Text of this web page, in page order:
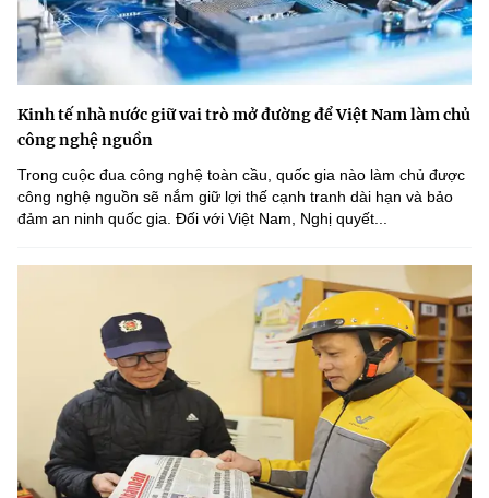
Kinh tế nhà nước giữ vai trò mở đường để Việt Nam làm chủ
công nghệ nguồn
Trong cuộc đua công nghệ toàn cầu, quốc gia nào làm chủ được
công nghệ nguồn sẽ nắm giữ lợi thế cạnh tranh dài hạn và bảo
đảm an ninh quốc gia. Đối với Việt Nam, Nghị quyết...